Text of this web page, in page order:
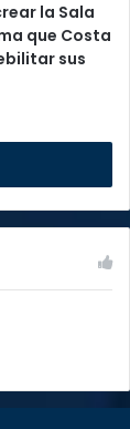
la Sala
que Costa
sus